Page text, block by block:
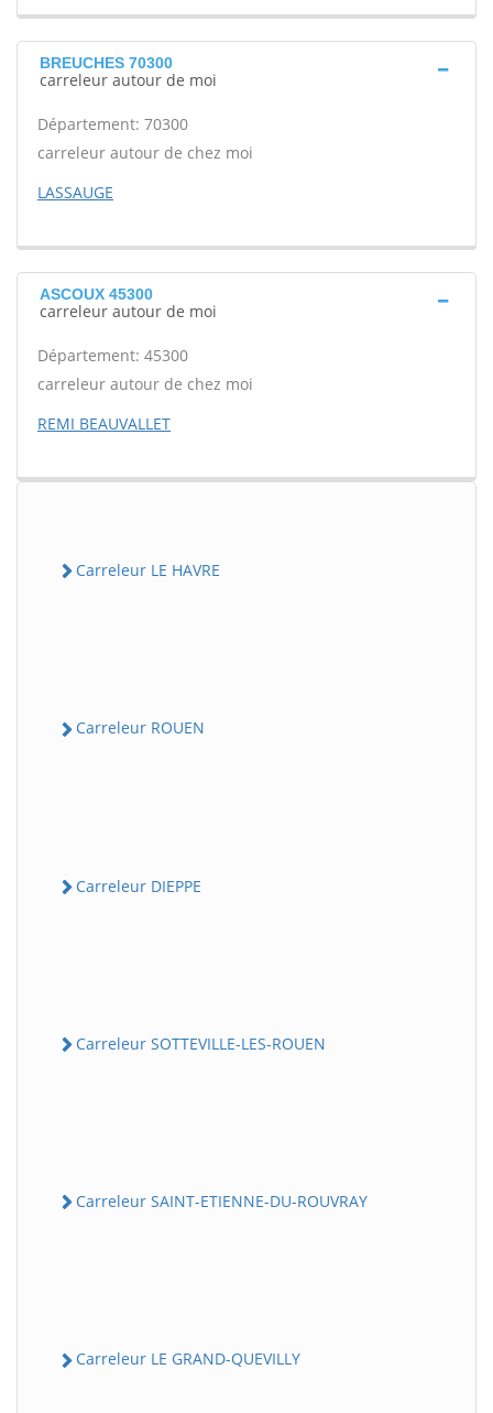
BREUCHES 70300
carreleur autour de moi
Département: 70300
carreleur autour de chez moi
LASSAUGE
ASCOUX 45300
carreleur autour de moi
Département: 45300
carreleur autour de chez moi
REMI BEAUVALLET
Carreleur LE HAVRE
Carreleur ROUEN
Carreleur DIEPPE
Carreleur SOTTEVILLE-LES-ROUEN
Carreleur SAINT-ETIENNE-DU-ROUVRAY
Carreleur LE GRAND-QUEVILLY